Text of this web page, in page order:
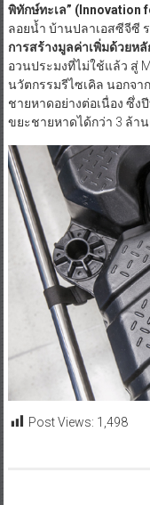
พิทักษ์ทะเล” (Innovation
ลอยน้ำ บ้านปลาเอสซีจีซี
การสร้างมูลค่าเพิ่มด้วยห
อวนประมงที่ไม่ใช้แล้ว สู่
นวัตกรรมรีไซเคิล นอกจา
ชายหาดอย่างต่อเนื่อง ซึ่ง
ขยะชายหาดได้กว่า 3 ล้า
Post Views: 1,498